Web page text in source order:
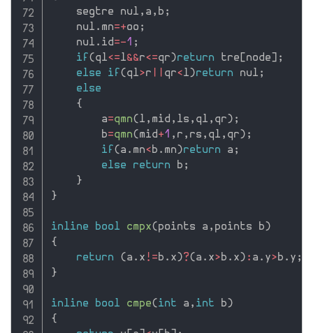
    segtre nul
, a , b ;
    nul
. mn=+oo ;
    nul
. id=-1 ;
if (ql<=l&&r<=qr)return tre [node] ;
else
if (ql>r || qr<l)return nul ;
else
{
        a
=qmn(l , mid , ls , ql , qr) ;
        b
=qmn(mid+1 , r , rs , ql , qr) ;
if (a . mn<b . mn)return a ;
else
return b ;
}
}
inline bool cmpx(points a , points b)
{
return
(a . x !=b . x) ?(a . x>b . x) : a . y>b . y ;
}
inline bool cmpe(int a , int b)
{